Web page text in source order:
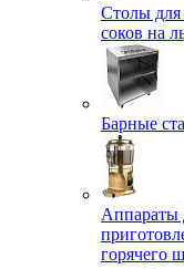
Столы
соков на
Барные
Аппараты
горячего